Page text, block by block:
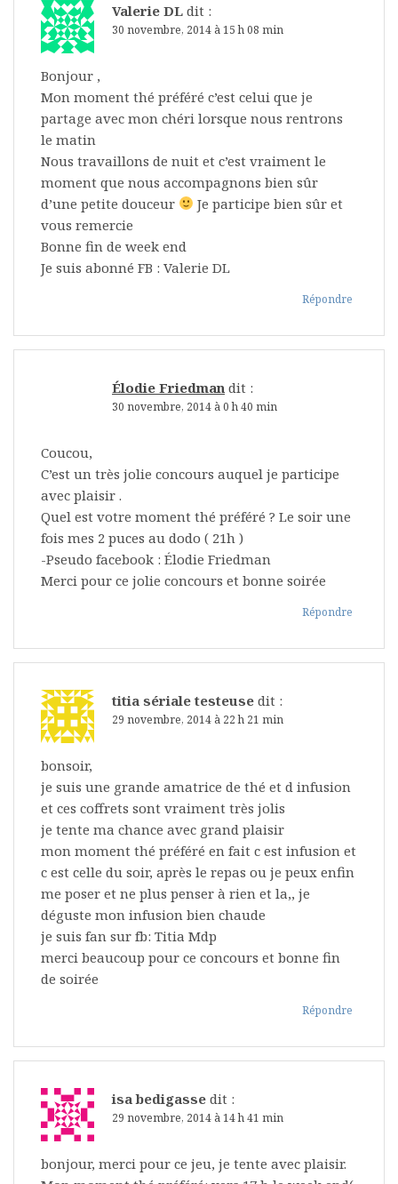
Valerie DL dit :
30 novembre, 2014 à 15 h 08 min
Bonjour ,
Mon moment thé préféré c’est celui que je
partage avec mon chéri lorsque nous rentrons
le matin
Nous travaillons de nuit et c’est vraiment le
moment que nous accompagnons bien sûr
d’une petite douceur
Je participe bien sûr et
vous remercie
Bonne fin de week end
Je suis abonné FB : Valerie DL
Répondre
Élodie Friedman dit :
30 novembre, 2014 à 0 h 40 min
Coucou,
C’est un très jolie concours auquel je participe
avec plaisir .
Quel est votre moment thé préféré ? Le soir une
fois mes 2 puces au dodo ( 21h )
-Pseudo facebook : Élodie Friedman
Merci pour ce jolie concours et bonne soirée
Répondre
titia sériale testeuse dit :
29 novembre, 2014 à 22 h 21 min
bonsoir,
je suis une grande amatrice de thé et d infusion
et ces coffrets sont vraiment très jolis
je tente ma chance avec grand plaisir
mon moment thé préféré en fait c est infusion et
c est celle du soir, après le repas ou je peux enfin
me poser et ne plus penser à rien et la,, je
déguste mon infusion bien chaude
je suis fan sur fb: Titia Mdp
merci beaucoup pour ce concours et bonne fin
de soirée
Répondre
isa bedigasse dit :
29 novembre, 2014 à 14 h 41 min
bonjour, merci pour ce jeu, je tente avec plaisir.